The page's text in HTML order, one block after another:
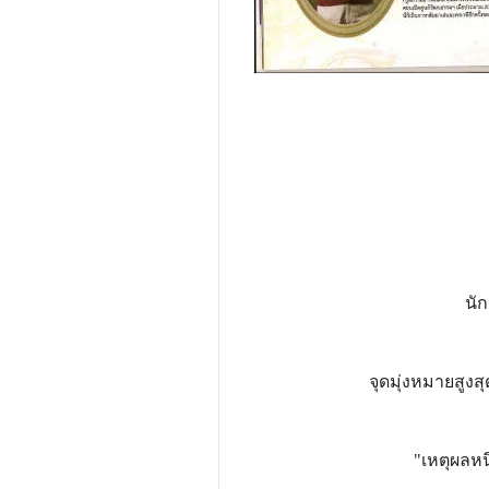
นั
จุดมุ่งหมายสูง
"เหตุผลห